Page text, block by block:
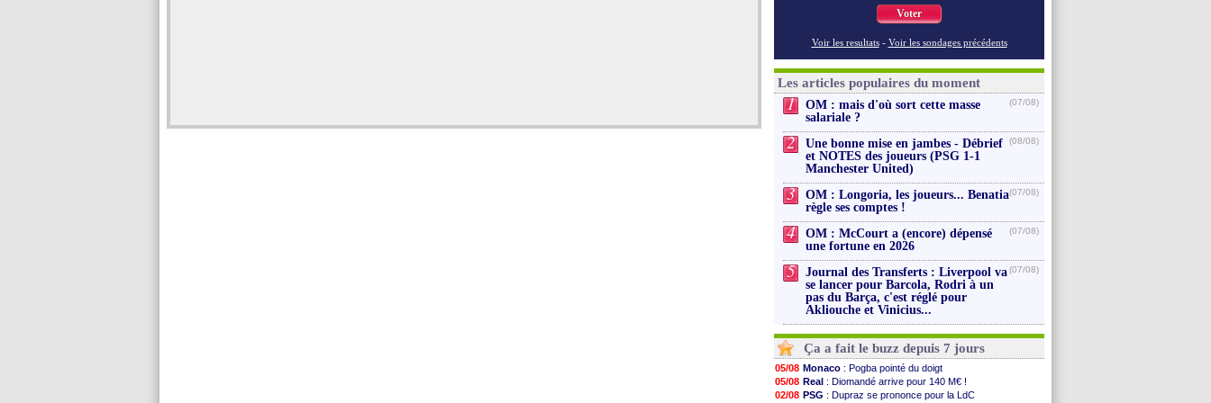
Voter
Voir les resultats - Voir les sondages précédents
Les articles populaires du moment
1
OM : mais d'où sort cette masse
salariale ?
(07/08)
2
Une bonne mise en jambes - Débrief
et NOTES des joueurs (PSG 1-1
Manchester United)
(08/08)
3
OM : Longoria, les joueurs... Benatia
règle ses comptes !
(07/08)
4
OM : McCourt a (encore) dépensé
une fortune en 2026
(07/08)
5
Journal des Transferts : Liverpool va
se lancer pour Barcola, Rodri à un
pas du Barça, c'est réglé pour
Akliouche et Vinicius...
(07/08)
Ça a fait le buzz depuis 7 jours
05/08 Monaco : Pogba pointé du doigt
05/08 Real : Diomandé arrive pour 140 M€ !
02/08 PSG : Dupraz se prononce pour la LdC